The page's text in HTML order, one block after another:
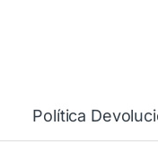
Política